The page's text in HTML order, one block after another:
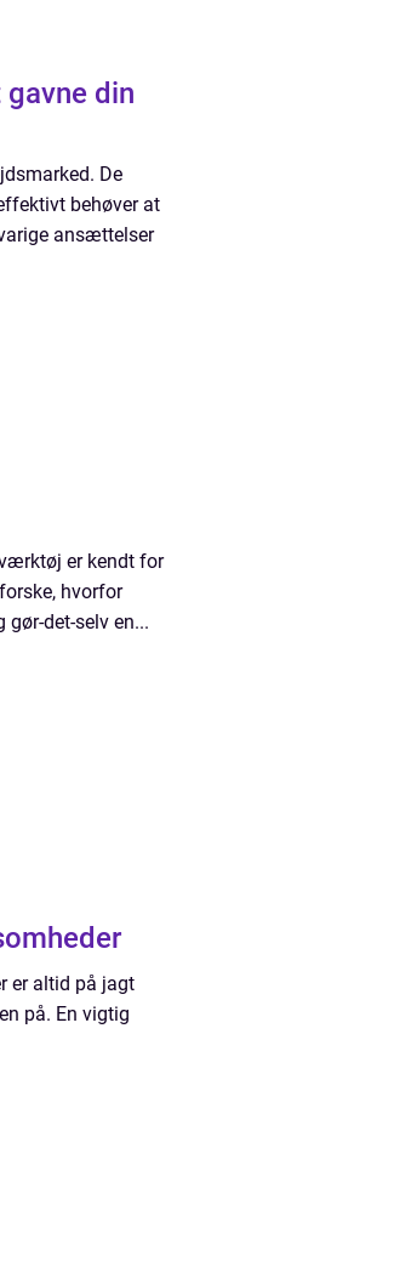
din
De
behøver at
ansættelser
er kendt for
hvorfor
det-selv en...
er altid på jagt
på. En vigtig